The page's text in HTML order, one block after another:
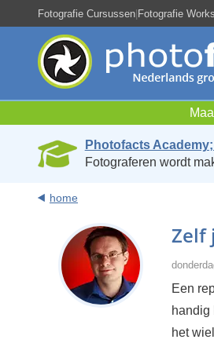
Fotografie Cursussen|Fotografie
Photofacts
Fotograferen wordt
home
Zelf
Een
handig
het